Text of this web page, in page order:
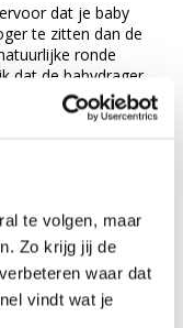
te volgen, maar
Zo krijg jij de
waar dat
vindt wat je
dat je baby
te zitten dan de
ronde
dat de babydrager
je aan zit.
of draagdoek zit
meteen verschil